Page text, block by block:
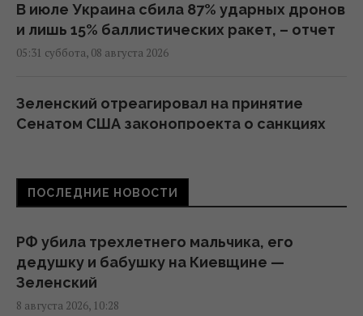
В июле Украина сбила 87% ударных дронов
и лишь 15% баллистических ракет, – отчет
05:31 суббота, 08 августа 2026
Зеленский отреагировал на принятие
Сенатом США законопроекта о санкциях
крупнейший склад средств
индивидуальной защиты
21:32 пятница, 07 августа 2026
ПОСЛЕДНИЕ НОВОСТИ
РФ убила трехлетнего мальчика, его
дедушку и бабушку на Киевщине —
Зеленский
8 августа 2026, 10:28